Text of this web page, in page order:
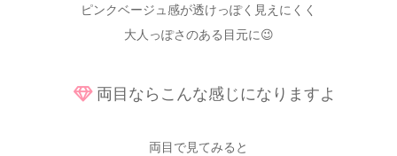
ピンクベージュ感が透けっぽく見えにくく
大人っぽさのある目元に😉
両目ならこんな感じになりますよ
両目で見てみると